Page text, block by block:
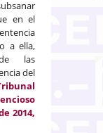
en el
a ella,
las
del
2014,